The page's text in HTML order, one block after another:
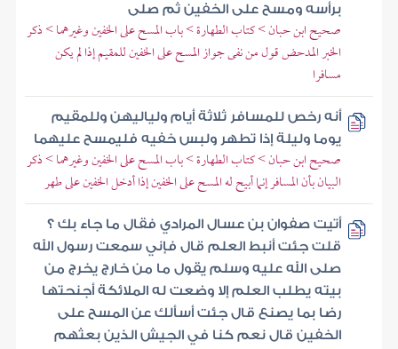
برأسه ومسح على الخفين ثم صلى
صحيح ابن حبان > كتاب الطهارة > باب المسح على الخفين وغيرهما > ذكر
الخبر المدحض قول من نفى جواز المسح على الخفين للمقيم إذا لم يكن
مسافرا
أنه رخص للمسافر ثلاثة أيام ولياليهن وللمقيم
يوما وليلة إذا تطهر ولبس خفيه فليمسح عليهما
صحيح ابن حبان > كتاب الطهارة > باب المسح على الخفين وغيرهما > ذكر
البيان بأن المسافر إنما أبيح له المسح على الخفين إذا أدخل الخفين على طهر
أتيت صفوان بن عسال المرادي فقال ما جاء بك ؟
قلت جئت أنبط العلم قال فإني سمعت رسول الله
صلى الله عليه وسلم يقول ما من خارج يخرج من
بيته يطلب العلم إلا وضعت له الملائكة أجنحتها
رضا بما يصنع قال جئت أسألك عن المسح على
الخفين قال نعم كنا في الجيش الذين بعثهم